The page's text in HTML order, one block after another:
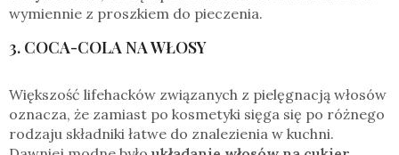
wymiennie z proszkiem do pieczenia.
3. COCA-COLA NA WŁOSY
Większość lifehacków związanych z pielęgnacją włosów
oznacza, że zamiast po kosmetyki sięga się po różnego
rodzaju składniki łatwe do znalezienia w kuchni.